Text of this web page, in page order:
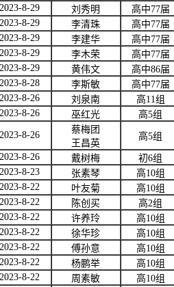
2023-8-29 刘秀明 高中77届
2023-8-29 李清珠 高中77届
2023-8-29 李建华 高中77届
2023-8-29 李木荣 高中77届
2023-8-29 黄伟文 高中86届
2023-8-28 李斯敏 高中77届
2023-8-26 刘泉南 高11组
2023-8-26 巫红光 高5组
2023-8-26
蔡梅团
王昌英
高5组
2023-8-26 戴树梅 初6组
2023-8-23 张素琴 高10组
2023-8-22 叶友菊 高10组
2023-8-22 陈创买 高2组
2023-8-22 许养玲 高10组
2023-8-22 徐华珍 高10组
2023-8-22 傅孙意 高10组
2023-8-22 杨鹏举 高10组
2023-8-22 周素敏 高10组